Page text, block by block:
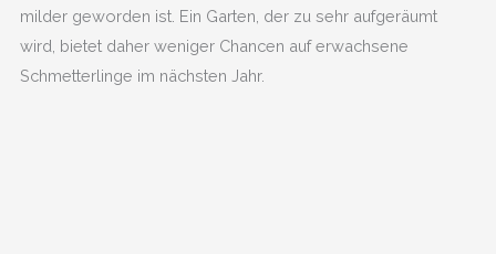
milder geworden ist. Ein Garten, der zu sehr aufgeräumt
wird, bietet daher weniger Chancen auf erwachsene
Schmetterlinge im nächsten Jahr.